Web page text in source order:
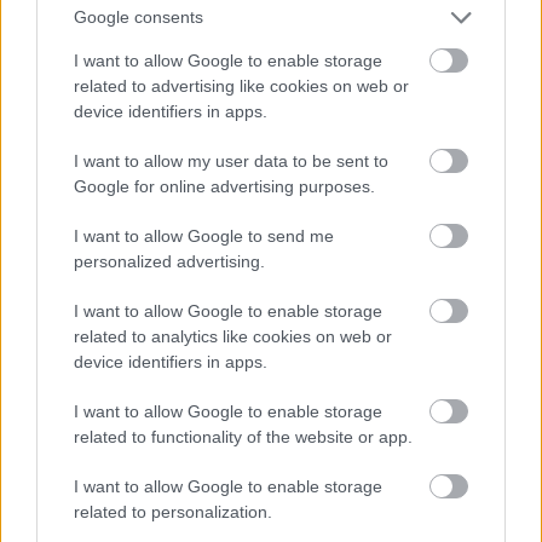
Google consents
I want to allow Google to enable storage
related to advertising like cookies on web or
device identifiers in apps.
I want to allow my user data to be sent to
Google for online advertising purposes.
I want to allow Google to send me
personalized advertising.
I want to allow Google to enable storage
related to analytics like cookies on web or
device identifiers in apps.
I want to allow Google to enable storage
related to functionality of the website or app.
I want to allow Google to enable storage
related to personalization.